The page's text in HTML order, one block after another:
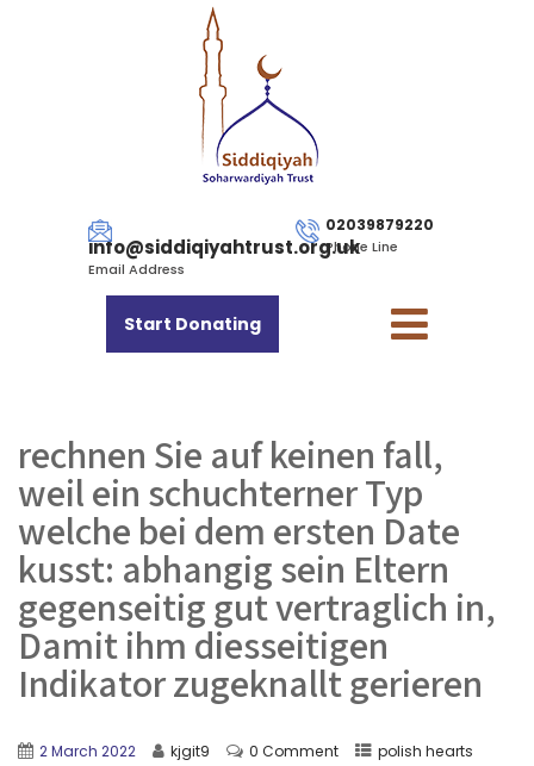
info@siddiqiyahtrust.org.uk
Email Address
02039879220
Phone Line
Start Donating
rechnen Sie auf keinen fall,
weil ein schuchterner Typ
welche bei dem ersten Date
kusst: abhangig sein Eltern
gegenseitig gut vertraglich in,
Damit ihm diesseitigen
Indikator zugeknallt gerieren
2 March 2022 kjgit9 0 Comment
polish hearts